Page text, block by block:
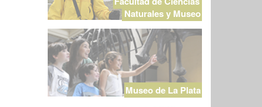
Naturales y Museo
Museo de La Plata